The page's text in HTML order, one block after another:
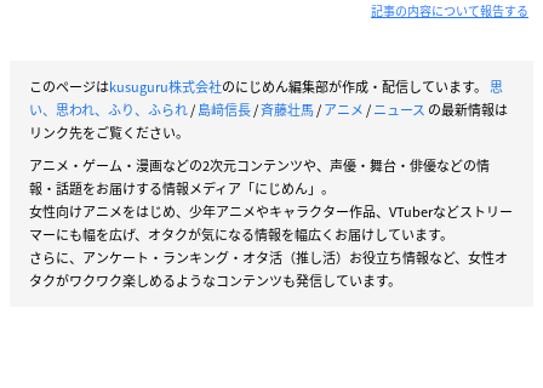
記事の内容について報告する
このページはkusuguru株式会社のにじめん編集部が作成・配信しています。 思
い、思われ、ふり、ふられ/島﨑信長/斉藤壮馬/アニメ/ニュース の最新情報は
リンク先をご覧ください。
アニメ・ゲーム・漫画などの2次元コンテンツや、声優・舞台・俳優などの情
報・話題をお届けする情報メディア「にじめん」。
女性向けアニメをはじめ、少年アニメやキャラクター作品、VTuberなどストリー
マーにも幅を広げ、オタクが気になる情報を幅広くお届けしています。
さらに、アンケート・ランキング・オタ活（推し活）お役立ち情報など、女性オ
タクがワクワク楽しめるようなコンテンツも発信しています。